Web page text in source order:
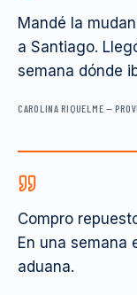
Mandé la
a Santiago.
semana dónde
CAROLINA RIQUELME —
Compro
En una semana
aduana.